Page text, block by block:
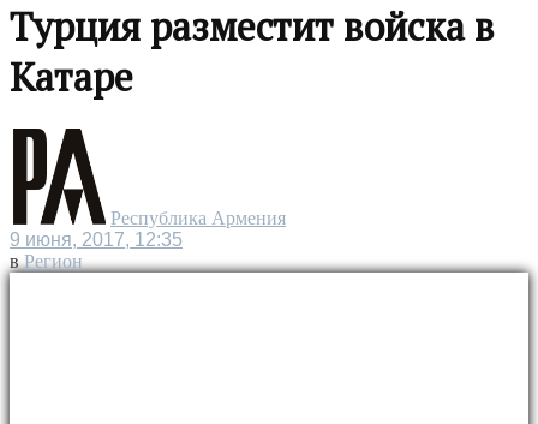
Турция разместит войска в
Катаре
Республика Армения
9 июня, 2017, 12:35
в Регион